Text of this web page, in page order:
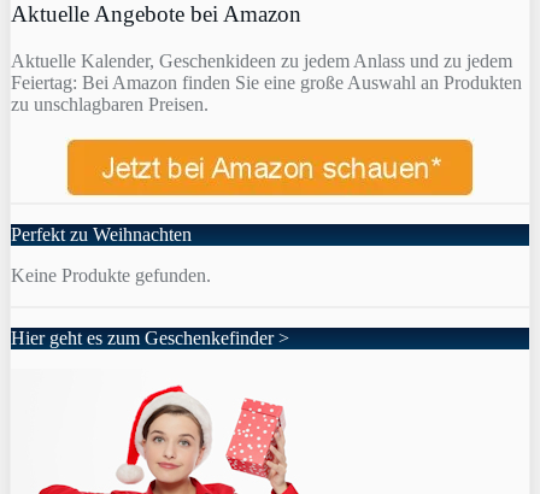
Aktuelle Angebote bei Amazon
Aktuelle Kalender, Geschenkideen zu jedem Anlass und zu jedem
Feiertag: Bei Amazon finden Sie eine große Auswahl an Produkten
zu unschlagbaren Preisen.
Perfekt zu Weihnachten
Keine Produkte gefunden.
Hier geht es zum Geschenkefinder >